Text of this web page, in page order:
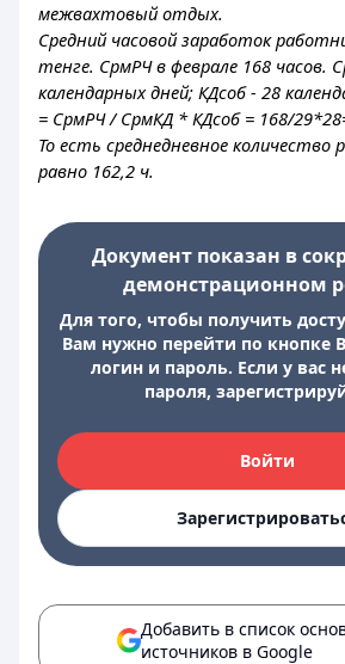
межвахтовый отдых.
Средний часовой заработок
тенге. СрмРЧ в феврале 168 часов.
календарных дней; КДсоб - 28
= СрмРЧ / СрмКД * КДсоб = 168/
То есть среднедневное количество
равно 162,2 ч.
Документ показан в
демонстрационном
Для того, чтобы получить
Вам нужно перейти по кнопке
логин и пароль. Если у вас
пароля,
Войти
Добавить в список
источников в Google